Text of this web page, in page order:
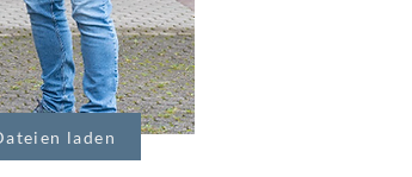
laden